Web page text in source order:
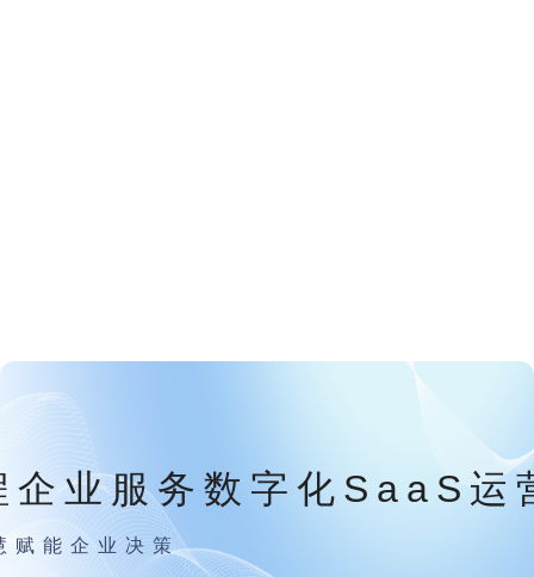
企业服务数字化SaaS运
赋能企业决策